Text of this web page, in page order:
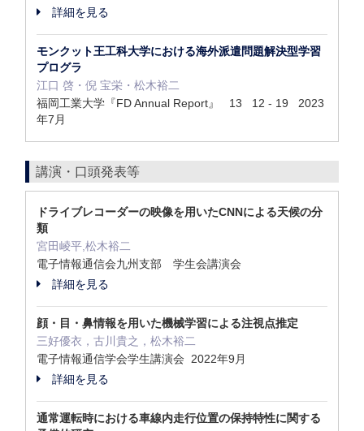
詳細を見る
モンクット王工科大学における海外派遣問題解決型学習
プログラ
江口 啓・倪 宝栄・松木裕二
福岡工業大学『FD Annual Report』 13 12 - 19 2023
年7月
講演・口頭発表等
ドライブレコーダーの映像を用いたCNNによる天候の分
類
宮田崚平,松木裕二
電子情報通信会九州支部 学生会講演会
詳細を見る
顔・目・鼻情報を用いた機械学習による注視点推定
三好優衣，古川貴之，松木裕二
電子情報通信学会学生講演会 2022年9月
詳細を見る
通常運転時における車線内走行位置の保持特性に関する